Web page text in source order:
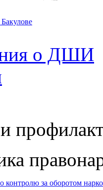
о ДШИ
контролю за оборотом